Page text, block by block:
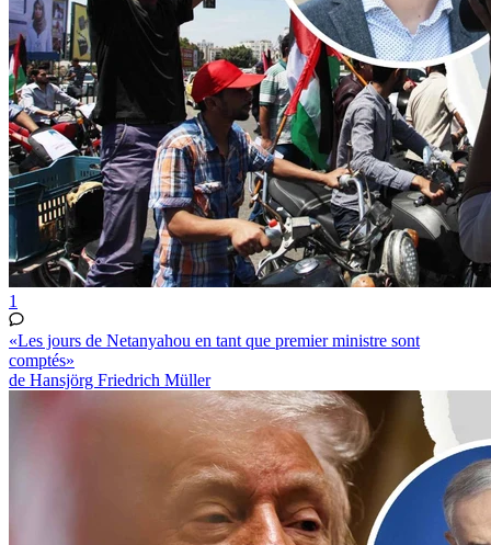
1
«Les jours de Netanyahou en tant que premier ministre sont
comptés»
de Hansjörg Friedrich Müller